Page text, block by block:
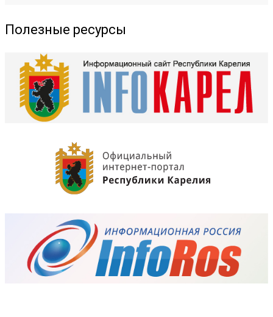
Полезные ресурсы